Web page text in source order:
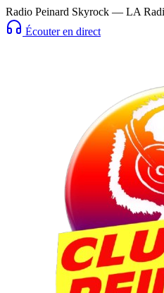
Radio Peinard Skyrock — LA
Écouter en direct